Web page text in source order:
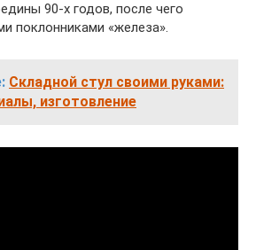
90-х годов, после чего
поклонниками «железа».
Складной стул своими руками:
изготовление